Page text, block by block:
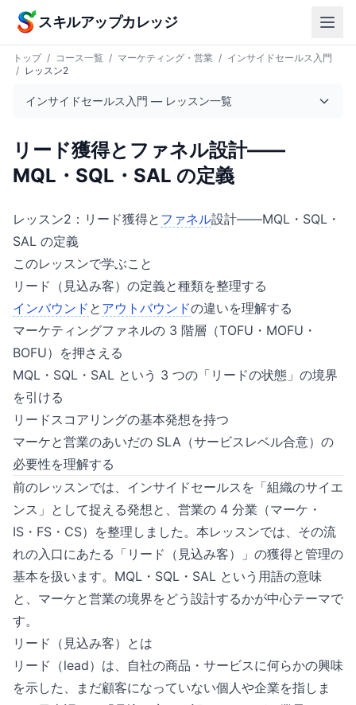
本文へスキップ
スキルアップカレッジ
トップ / コース一覧 / マーケティング・営業 / インサイドセールス入門
/ レッスン2
インサイドセールス入門 — レッスン一覧
リード獲得とファネル設計——
MQL・SQL・SAL の定義
レッスン2：リード獲得と ファネル設計——MQL・SQL・
SAL の定義
このレッスンで学ぶこと
リード（見込み客）の定義と種類を整理する
インバウンド と アウトバウンドの違いを理解する
マーケティングファネルの 3 階層（TOFU・MOFU・
BOFU）を押さえる
MQL・SQL・SAL という 3 つの「リードの状態」の境界
を引ける
リードスコアリングの基本発想を持つ
マーケと営業のあいだの SLA（サービスレベル合意）の
必要性を理解する
前のレッスンでは、インサイドセールスを「組織のサイエ
ンス」として捉える発想と、営業の 4 分業（マーケ・
IS・FS・CS）を整理しました。本レッスンでは、その流
れの入口にあたる「リード（見込み客）」の獲得と管理の
基本を扱います。MQL・SQL・SAL という用語の意味
と、マーケと営業の境界をどう設計するかが中心テーマで
す。
リード（見込み客）とは
リード（lead）は、自社の商品・サービスに何らかの興味
を示した、まだ顧客になっていない個人や企業を指しま